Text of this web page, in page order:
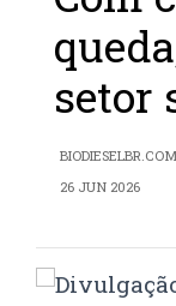
setor
BIODIESELBR.COM
26 JUN 2026